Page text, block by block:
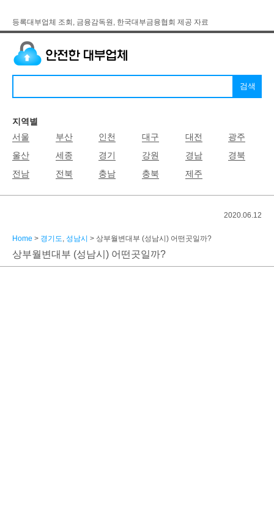
등록대부업체 조회, 금융감독원, 한국대부금융협회 제공 자료
지역별
서울
부산 인천 대구 대전
광주
울산
세종 경기 강원 경남
경북
전남
전북 충남 충북 제주
2020.06.12
Home > 경기도, 성남시 > 상부월변대부 (성남시) 어떤곳일까?
상부월변대부 (성남시) 어떤곳일까?